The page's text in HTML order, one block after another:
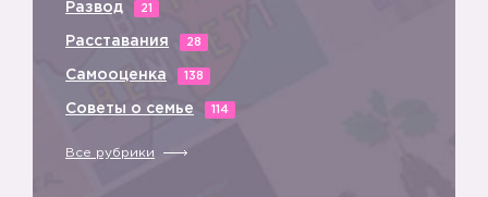
Развод 21
Расставания 28
Самооценка 138
Советы о семье 114
Все рубрики